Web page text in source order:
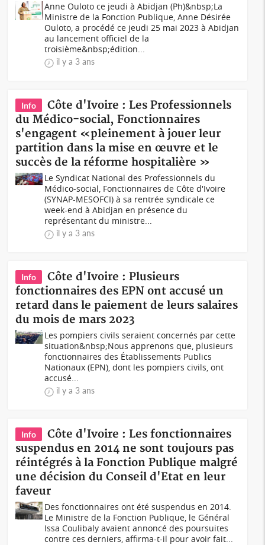
Anne Ouloto ce jeudi à Abidjan (Ph)&nbsp;La
Ministre de la Fonction Publique, Anne Désirée
Ouloto, a procédé ce jeudi 25 mai 2023 à Abidjan
au lancement officiel de la
troisième&nbsp;édition...
il y a 3 ans
Info
Côte d'Ivoire : Les Professionnels
du Médico-social, Fonctionnaires
s'engagent «pleinement à jouer leur
partition dans la mise en œuvre et le
succès de la réforme hospitalière »
Le Syndicat National des Professionnels du
Médico-social, Fonctionnaires de Côte d'Ivoire
(SYNAP-MESOFCI) à sa rentrée syndicale ce
week-end à Abidjan en présence du
représentant du ministre...
il y a 3 ans
Info
Côte d'Ivoire : Plusieurs
fonctionnaires des EPN ont accusé un
retard dans le paiement de leurs salaires
du mois de mars 2023
Les pompiers civils seraient concernés par cette
situation&nbsp;Nous apprenons que, plusieurs
fonctionnaires des Établissements Publics
Nationaux (EPN), dont les pompiers civils, ont
accusé...
il y a 3 ans
Info
Côte d'Ivoire : Les fonctionnaires
suspendus en 2014 ne sont toujours pas
réintégrés à la Fonction Publique malgré
une décision du Conseil d'Etat en leur
faveur
Des fonctionnaires ont été suspendus en 2014.
Le Ministre de la Fonction Publique, le Général
Issa Coulibaly avaient annoncé des poursuites
contre ces derniers, affirma-t-il pour avoir fait...